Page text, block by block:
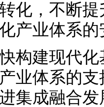
化，不断
产业体系的
建现代化
业体系的
集成融合